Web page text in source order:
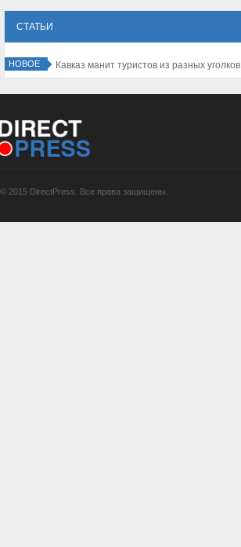
СТАТЬИ
НОВОЕ Кавказ манит туристов из разных
© 2015 DirectPress. Все права защищены.